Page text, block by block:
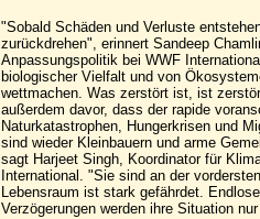
"Sobald Schäden und Verluste
zurückdrehen", erinnert Sandeep
Anpassungspolitik bei WWF
biologischer Vielfalt und von
wettmachen. Was zerstört ist, ist
außerdem davor, dass der rapide
Naturkatastrophen, Hungerkrisen und
sind wieder Kleinbauern und arme
sagt Harjeet Singh, Koordinator für
International. "Sie sind an der
Lebensraum ist stark gefährdet.
Verzögerungen werden ihre Situation